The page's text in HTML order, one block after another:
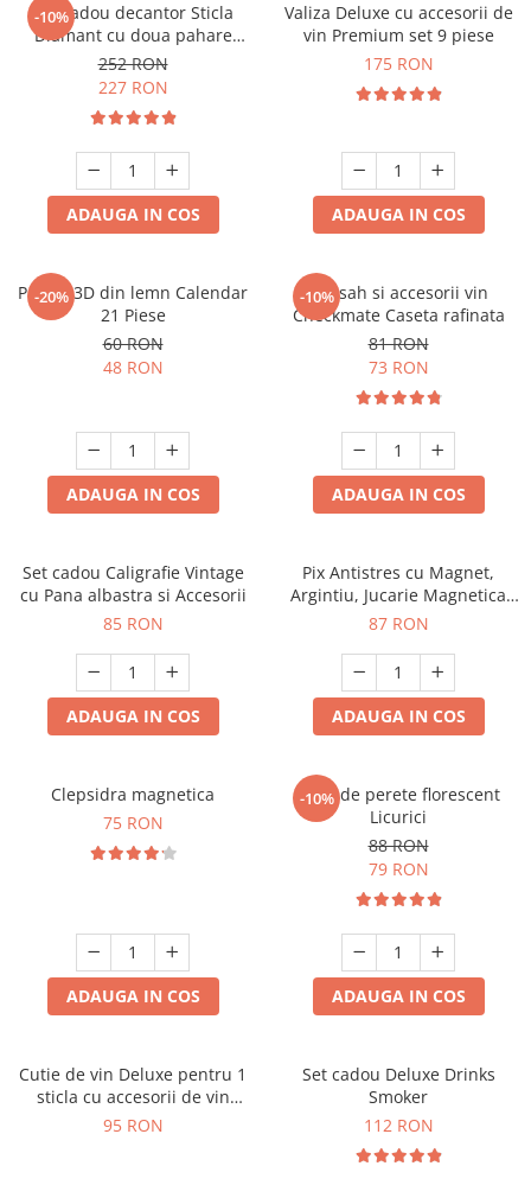
-10%
Set cadou decantor Sticla
Diamant cu doua pahare
Deluxe
252 RON
227 RON
ADAUGA IN COS
Valiza Deluxe cu accesorii de
vin Premium set 9 piese
175 RON
ADAUGA IN COS
-20%
Puzzle 3D din lemn Calendar
21 Piese
60 RON
48 RON
ADAUGA IN COS
-10%
Set sah si accesorii vin
Checkmate Caseta rafinata
81 RON
73 RON
ADAUGA IN COS
Set cadou Caligrafie Vintage
cu Pana albastra si Accesorii
85 RON
ADAUGA IN COS
Pix Antistres cu Magnet,
Argintiu, Jucarie Magnetica
pentru Birou
87 RON
ADAUGA IN COS
Clepsidra magnetica
75 RON
ADAUGA IN COS
-10%
Ceas de perete florescent
Licurici
88 RON
79 RON
ADAUGA IN COS
Cutie de vin Deluxe pentru 1
sticla cu accesorii de vin
incluse interior oranj
95 RON
Set cadou Deluxe Drinks
Smoker
112 RON